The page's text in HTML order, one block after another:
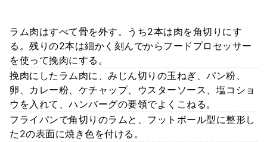
ラム肉はすべて骨を外す。うち2本は肉を角切りにす
る。残りの2本は細かく刻んでからフードプロセッサー
を使って挽肉にする。
挽肉にしたラム肉に、みじん切りの玉ねぎ、パン粉、
卵、カレー粉、ケチャップ、ウスターソース、塩コショ
ウを入れて、ハンバーグの要領でよくこねる。
フライパンで角切りのラムと、フットボール型に整形し
た2の表面に焼き色を付ける。